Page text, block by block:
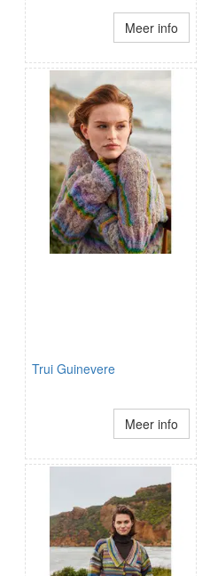
Meer info
Trui Guinevere
Meer info